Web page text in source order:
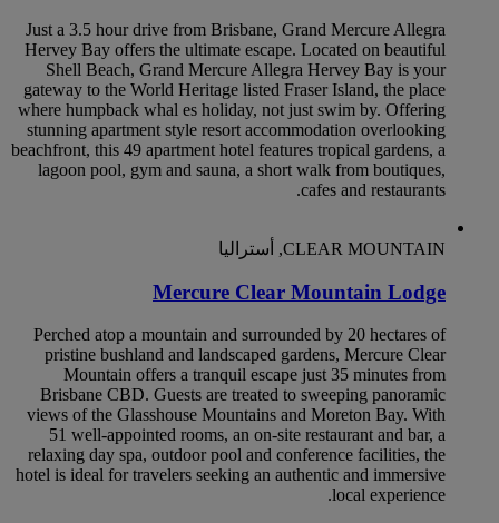
Just a 3.5 hour drive from Brisbane, Grand Mercure Allegra
Hervey Bay offers the ultimate escape. Located on beautiful
Shell Beach, Grand Mercure Allegra Hervey Bay is your
gateway to the World Heritage listed Fraser Island, the place
where humpback whal es holiday, not just swim by. Offering
stunning apartment style resort accommodation overlooking
beachfront, this 49 apartment hotel features tropical gardens, a
lagoon pool, gym and sauna, a short walk from boutiques,
cafes and restaurants.
CLEAR MOUNTAIN, أستراليا
Mercure Clear Mountain Lodge
Perched atop a mountain and surrounded by 20 hectares of
pristine bushland and landscaped gardens, Mercure Clear
Mountain offers a tranquil escape just 35 minutes from
Brisbane CBD. Guests are treated to sweeping panoramic
views of the Glasshouse Mountains and Moreton Bay. With
51 well-appointed rooms, an on-site restaurant and bar, a
relaxing day spa, outdoor pool and conference facilities, the
hotel is ideal for travelers seeking an authentic and immersive
local experience.